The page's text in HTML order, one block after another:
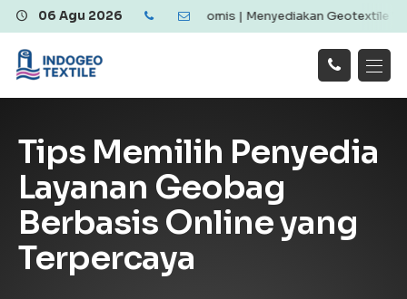
06 Agu 2026
Berkualitas dan Ekonomis | Menyediakan Geotextile Woven &
Tentang Kami
Galeri
Layanan
Hubungi
!
Tips Memilih Penyedia
Layanan Geobag
Berbasis Online yang
Terpercaya